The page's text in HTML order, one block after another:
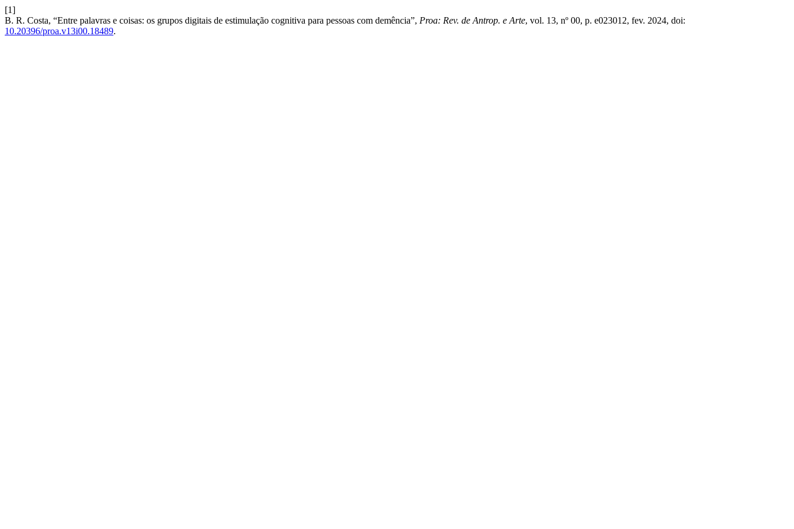
[1]
B. R. Costa, “Entre palavras e coisas: os grupos digitais de estimulação cognitiva para pessoas com demência”, Proa: Rev. de Antrop. e Arte, vol. 13, nº 00, p. e023012, fev. 2024, doi:
10.20396/proa.v13i00.18489.